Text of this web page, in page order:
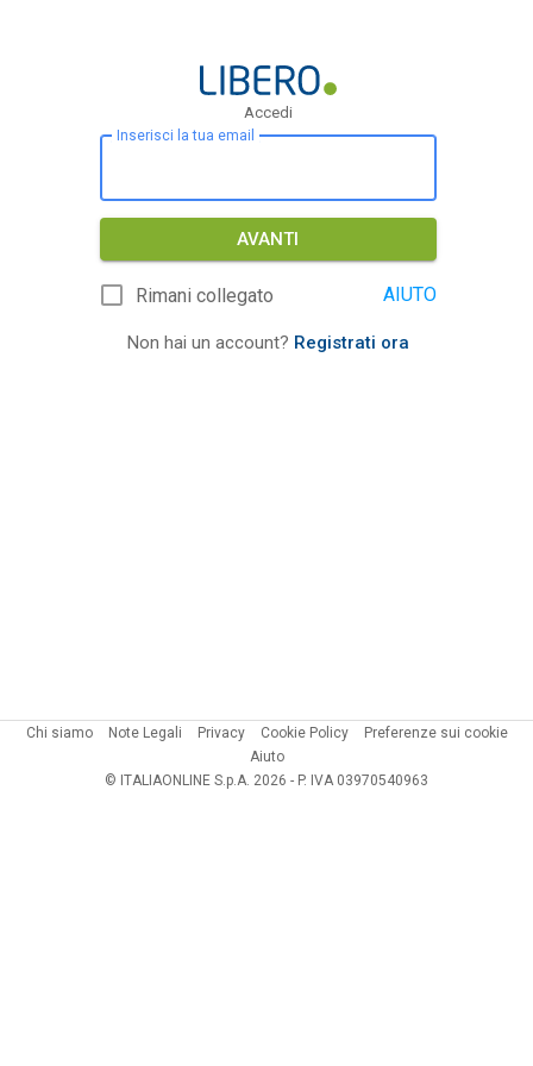
Accedi
Inserisci la tua email
AVANTI
Rimani collegato AIUTO
Non hai un account? Registrati ora
Chi siamo Note Legali Privacy Cookie Policy
Preferenze sui cookie
Aiuto
© ITALIAONLINE S.p.A. 2026 - P. IVA 03970540963